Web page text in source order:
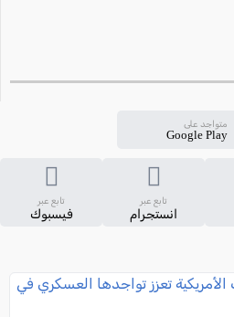
متواجد على
Google Play
تابع عبر
انستجرام
تابع عبر
فيسبوك